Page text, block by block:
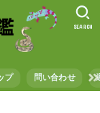
プ 問い合わせ
SEARCH